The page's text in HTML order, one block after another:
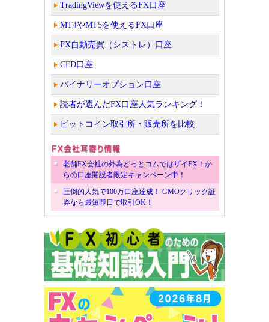
TradingViewを使えるFX口座
MT4やMT5を使えるFX口座
FX自動売買（シストレ）口座
CFD口座
バイナリーオプション口座
読者が選んだFX口座人気ランキング！
ビットコイン取引所・販売所を比較
老舗FX会社の外為どっとコムではザイFX！か
らの口座開設者限定キャンペーン中！
圧倒的人気で100万口座達成！ GMOクリック証
券なら最短即日で取引OK！